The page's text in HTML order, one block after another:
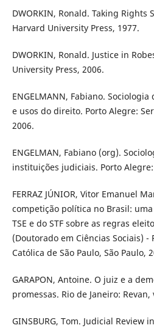
DWORKIN, Ronald. Taking Rights
Harvard University Press, 1977.
DWORKIN, Ronald. Justice in
University Press, 2006.
ENGELMANN, Fabiano.
e usos do direito. Porto Alegre:
2006.
ENGELMAN, Fabiano (org).
instituições judiciais. Porto Alegre:
FERRAZ JÚNIOR, Vitor Emanuel
competição política no Brasil:
TSE e do STF sobre as regras
(Doutorado em Ciências Sociais)
Católica de São Paulo, São Paulo,
GARAPON, Antoine. O juiz e a
promessas. Rio de Janeiro: Revan,
GINSBURG, Tom. Judicial Review